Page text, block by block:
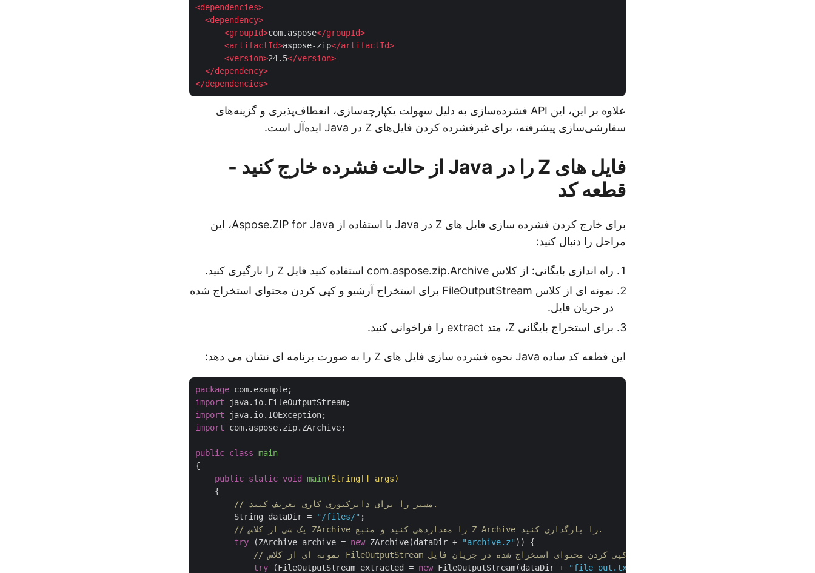
<dependencies>
<dependency>
<groupId>com.aspose</groupId>
<artifactId>aspose-zip</artifactId>
<version>24.5</version>
</dependency>
</dependencies>
علاوه بر این، این API فشرده‌سازی به دلیل سهولت یکپارچه‌سازی، انعطاف‌پذیری و گزینه‌های
سفارشی‌سازی پیشرفته، برای غیرفشرده کردن فایل‌های Z در Java ایده‌آل است.
فایل های Z را در Java از حالت فشرده خارج کنید -
قطعه کد
برای خارج کردن فشرده سازی فایل های Z در Java با استفاده از Aspose.ZIP for Java، این
مراحل را دنبال کنید:
راه اندازی بایگانی: از کلاس com.aspose.zip.Archive استفاده کنید فایل Z را بارگیری کنید.
نمونه ای از کلاس FileOutputStream برای استخراج آرشیو و کپی کردن محتوای استخراج شده
در جریان فایل.
برای استخراج بایگانی Z، متد
extract را فراخوانی کنید.
این قطعه کد ساده Java نحوه فشرده سازی فایل های Z را به صورت برنامه ای نشان می دهد:
package
import
import
import com.aspose.zip.ZArchive;
public class main
{
public static void main(String[] args)
{
// مسیر را برای دایرکتوری کاری تعریف کنید.
        String dataDir =
"/files/" ;
// یک شی از کلاس ZArchive را مقداردهی کنید و منبع Z Archive را بارگذاری کنید.
try (ZArchive archive = new ZArchive(dataDir + "archive.z" )) {
try (FileOutputStream extracted = new FileOutputStream(dataDir + "file_out.txt"